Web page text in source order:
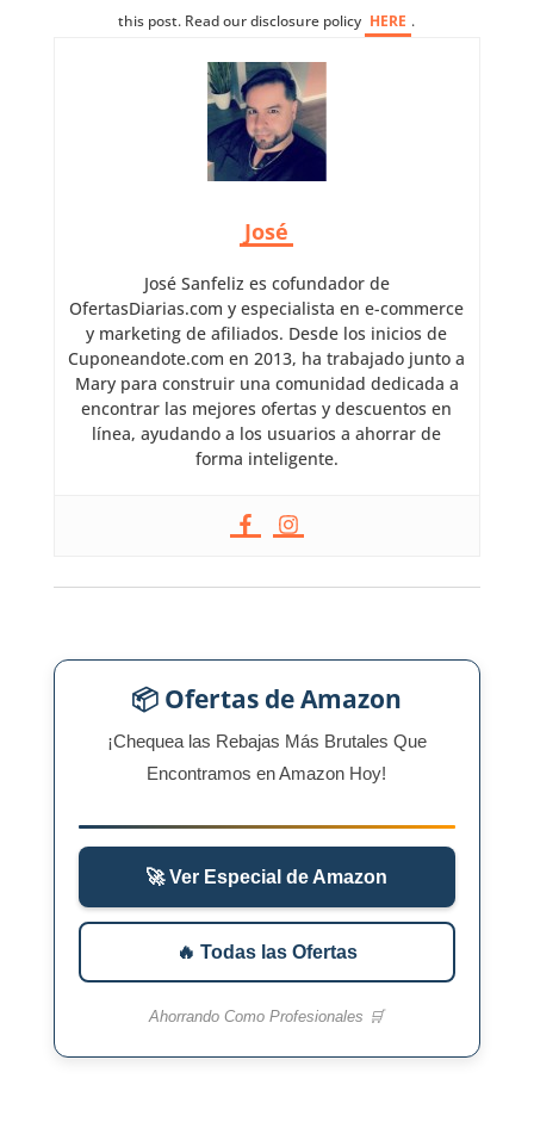
this post. Read our disclosure policy HERE .
José
José Sanfeliz es cofundador de
OfertasDiarias.com y especialista en e-commerce
y marketing de afiliados. Desde los inicios de
Cuponeandote.com en 2013, ha trabajado junto a
Mary para construir una comunidad dedicada a
encontrar las mejores ofertas y descuentos en
línea, ayudando a los usuarios a ahorrar de
forma inteligente.
📦 Ofertas de Amazon
¡Chequea las Rebajas Más Brutales Que
Encontramos en Amazon Hoy!
🚀 Ver Especial de Amazon
🔥 Todas las Ofertas
Ahorrando Como Profesionales 🛒